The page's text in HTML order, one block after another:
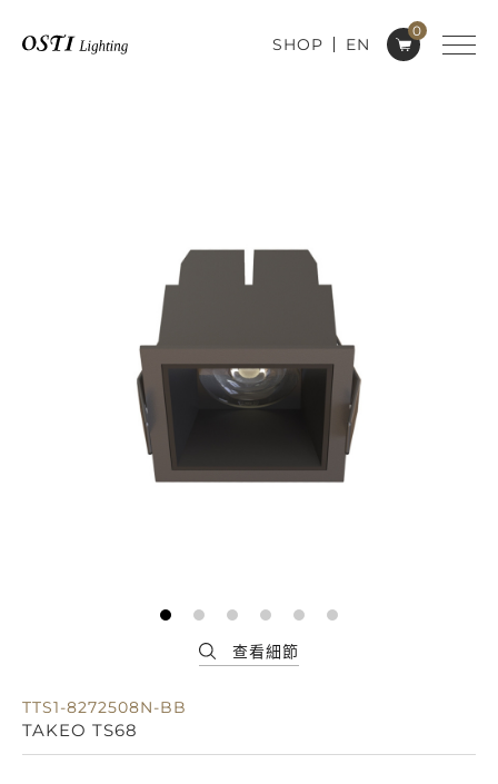
0
SHOP EN
TTS1-8272508N-BB
TAKEO TS68